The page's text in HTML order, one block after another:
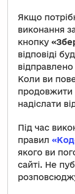
Якщо
виконання
кнопку
відповіді
Коли ви
продовжити
надіслати
Під час
правил
якого ви
сайті. Не